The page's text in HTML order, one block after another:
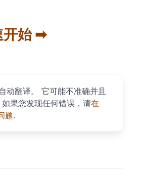
开始 ➡
动翻译。 它可能不准确并且
果您发现任何错误，请在
题.